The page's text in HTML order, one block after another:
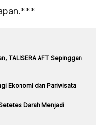
TALISERA AFT Sepinggan
Ekonomi dan Pariwisata
Darah Menjadi